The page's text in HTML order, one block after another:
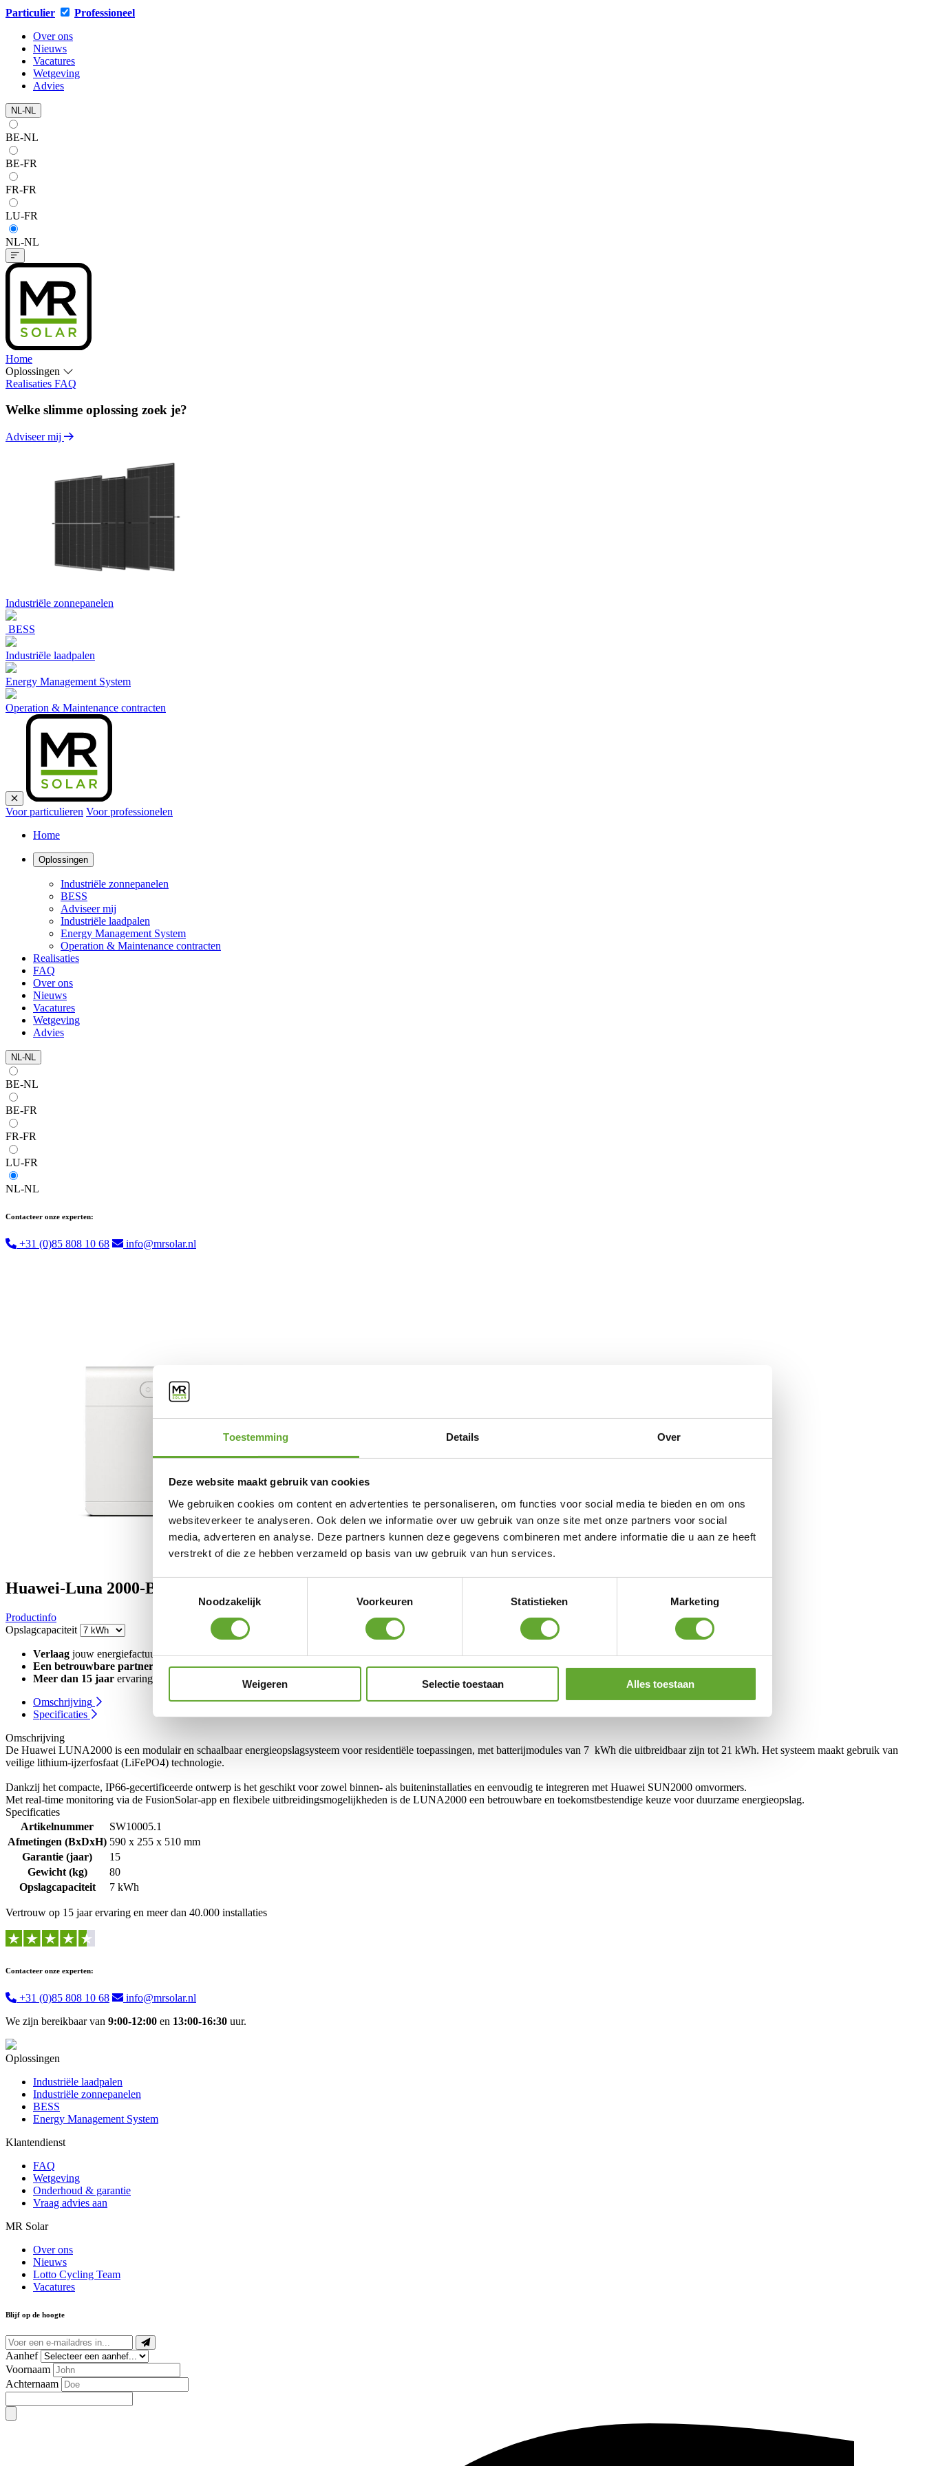
Toestemming Details Over
Deze website maakt gebruik van cookies
We gebruiken cookies om content en advertenties te personaliseren, om functies voor social media te bieden en om ons
websiteverkeer te analyseren. Ook delen we informatie over uw gebruik van onze site met onze partners voor social
media, adverteren en analyse. Deze partners kunnen deze gegevens combineren met andere informatie die u aan ze heeft
verstrekt of die ze hebben verzameld op basis van uw gebruik van hun services.
Toestemmingsselectie
Noodzakelijk
Voorkeuren Statistieken Marketing
Weigeren Selectie toestaan Alles toestaan
Particulier
Professioneel
Over ons
Nieuws
Vacatures
Wetgeving
Advies
NL-NL
BE-NL
BE-FR
FR-FR
LU-FR
NL-NL
Home
Oplossingen
Realisaties FAQ
Welke slimme oplossing zoek je?
Adviseer mij
Industriële zonnepanelen
BESS
Industriële laadpalen
Energy Management System
Operation & Maintenance contracten
Voor particulieren Voor professionelen
Home
Oplossingen
Industriële zonnepanelen
BESS
Adviseer mij
Industriële laadpalen
Energy Management System
Operation & Maintenance contracten
Realisaties
FAQ
Over ons
Nieuws
Vacatures
Wetgeving
Advies
NL-NL
BE-NL
BE-FR
FR-FR
LU-FR
NL-NL
Contacteer onze experten:
+31 (0)85 808 10 68 info@mrsolar.nl
Huawei-Luna 2000-Battery-7-S1
Productinfo
Opslagcapaciteit
Verlaag jouw energiefactuur
Een betrouwbare partner op zonnepanelen & onderhoud
Meer dan 15 jaar ervaring en kennis
Omschrijving
Specificaties
Omschrijving
De Huawei LUNA2000 is een modulair en schaalbaar energieopslagsysteem voor residentiële toepassingen, met batterijmodules van 7 kWh die uitbreidbaar zijn tot 21 kWh. Het systeem maakt gebruik van
veilige lithium-ijzerfosfaat (LiFePO4) technologie.
Dankzij het compacte, IP66-gecertificeerde ontwerp is het geschikt voor zowel binnen- als buiteninstallaties en eenvoudig te integreren met Huawei SUN2000 omvormers.
Met real-time monitoring via de FusionSolar-app en flexibele uitbreidingsmogelijkheden is de LUNA2000 een betrouwbare en toekomstbestendige keuze voor duurzame energieopslag.
Specificaties
Artikelnummer
SW10005.1
Afmetingen (BxDxH) 590 x 255 x 510 mm
Garantie (jaar)
15
Gewicht (kg)
80
Opslagcapaciteit
7 kWh
Vertrouw op 15 jaar ervaring en meer dan 40.000 installaties
Contacteer onze experten:
+31 (0)85 808 10 68
info@mrsolar.nl
We zijn bereikbaar van 9:00-12:00 en 13:00-16:30 uur.
Oplossingen
Industriële laadpalen
Industriële zonnepanelen
BESS
Energy Management System
Klantendienst
FAQ
Wetgeving
Onderhoud & garantie
Vraag advies aan
MR Solar
Over ons
Nieuws
Lotto Cycling Team
Vacatures
Blijf op de hoogte
Aanhef
Voornaam
Achternaam